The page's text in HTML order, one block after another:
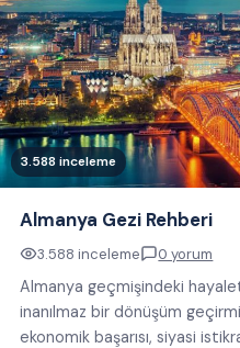
3.588 inceleme
Almanya Gezi Rehberi
3.588 inceleme 0 yorum
Almanya geçmişindeki
inanılmaz bir dönüşüm
ekonomik başarısı, siyasi